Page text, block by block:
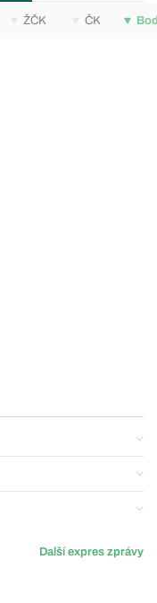
ŽČK ČK
Další expres zprávy